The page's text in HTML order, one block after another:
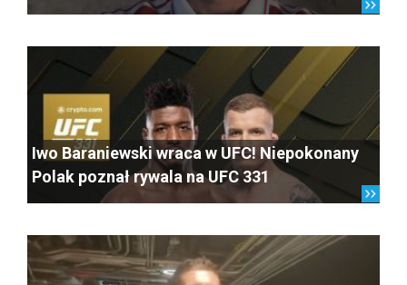
Iwo Baraniewski wraca w UFC! Niepokonany
Polak poznał rywala na UFC 331